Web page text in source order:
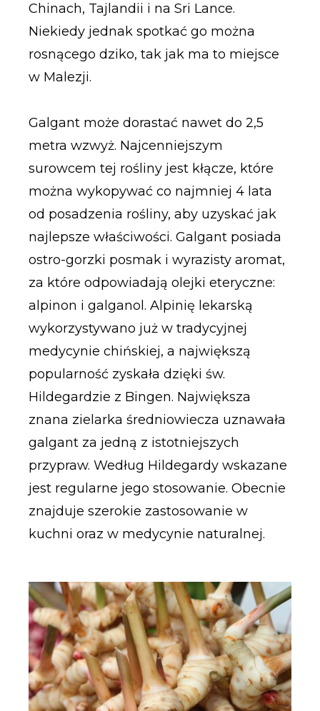
Chinach, Tajlandii i na Sri Lance.
Niekiedy jednak spotkać go można
rosnącego dziko, tak jak ma to miejsce
w Malezji.
Galgant może dorastać nawet do 2,5
metra wzwyż. Najcenniejszym
surowcem tej rośliny jest kłącze, które
można wykopywać co najmniej 4 lata
od posadzenia rośliny, aby uzyskać jak
najlepsze właściwości. Galgant posiada
ostro-gorzki posmak i wyrazisty aromat,
za które odpowiadają olejki eteryczne:
alpinon i galganol. Alpinię lekarską
wykorzystywano już w tradycyjnej
medycynie chińskiej, a największą
popularność zyskała dzięki św.
Hildegardzie z Bingen. Największa
znana zielarka średniowiecza uznawała
galgant za jedną z istotniejszych
przypraw. Według Hildegardy wskazane
jest regularne jego stosowanie. Obecnie
znajduje szerokie zastosowanie w
kuchni oraz w medycynie naturalnej.